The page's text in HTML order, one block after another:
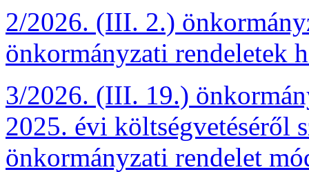
2/2026. (III. 2.)
önkormányzati rendeletek
3/2026. (III. 19.)
2025. évi költségvetéséről
önkormányzati rendelet